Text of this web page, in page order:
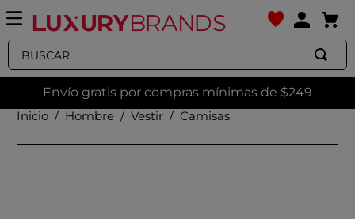
Buscar
Envío gratis por compras mínimas de $249
Hombre
Vestir Camisas